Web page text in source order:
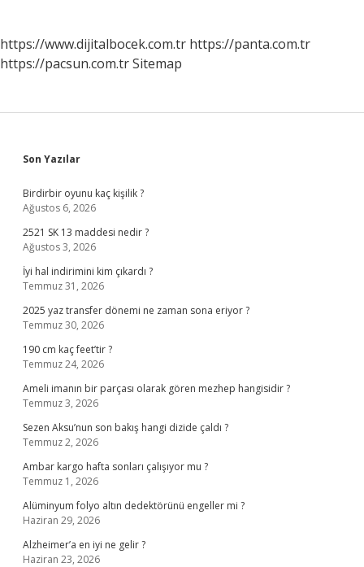
https://www.dijitalbocek.com.tr https://panta.com.tr
https://pacsun.com.trSitemap
Sidebar
Son Yazılar
Birdirbir oyunu kaç kişilik ?
Ağustos 6, 2026
2521 SK 13 maddesi nedir ?
Ağustos 3, 2026
İyi hal indirimini kim çıkardı ?
Temmuz 31, 2026
2025 yaz transfer dönemi ne zaman sona eriyor ?
Temmuz 30, 2026
190 cm kaç feet’tir ?
Temmuz 24, 2026
Ameli imanın bir parçası olarak gören mezhep hangisidir ?
Temmuz 3, 2026
Sezen Aksu’nun son bakış hangi dizide çaldı ?
Temmuz 2, 2026
Ambar kargo hafta sonları çalışıyor mu ?
Temmuz 1, 2026
Alüminyum folyo altın dedektörünü engeller mi ?
Haziran 29, 2026
Alzheimer’a en iyi ne gelir ?
Haziran 23, 2026